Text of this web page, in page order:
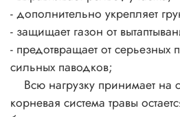
- дополнительно укрепляет
- защищает газон от
- предотвращает от
сильных паводков;
Всю нагрузку принимает на
корневая система травы